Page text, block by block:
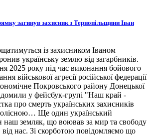
загинув захисник з Тернопільщини Іван
із захисником Іваном
українську землю від загарбників.
2025 року під час виконання бойового
військової агресії російської федерації
Покровського району Донецької
у фейсбук-групі "Наш край -
про смерть українських захисників
Ще один український
наш земляк, що воював за мир та свободу
нас. Зі скорботою повідомляємо що